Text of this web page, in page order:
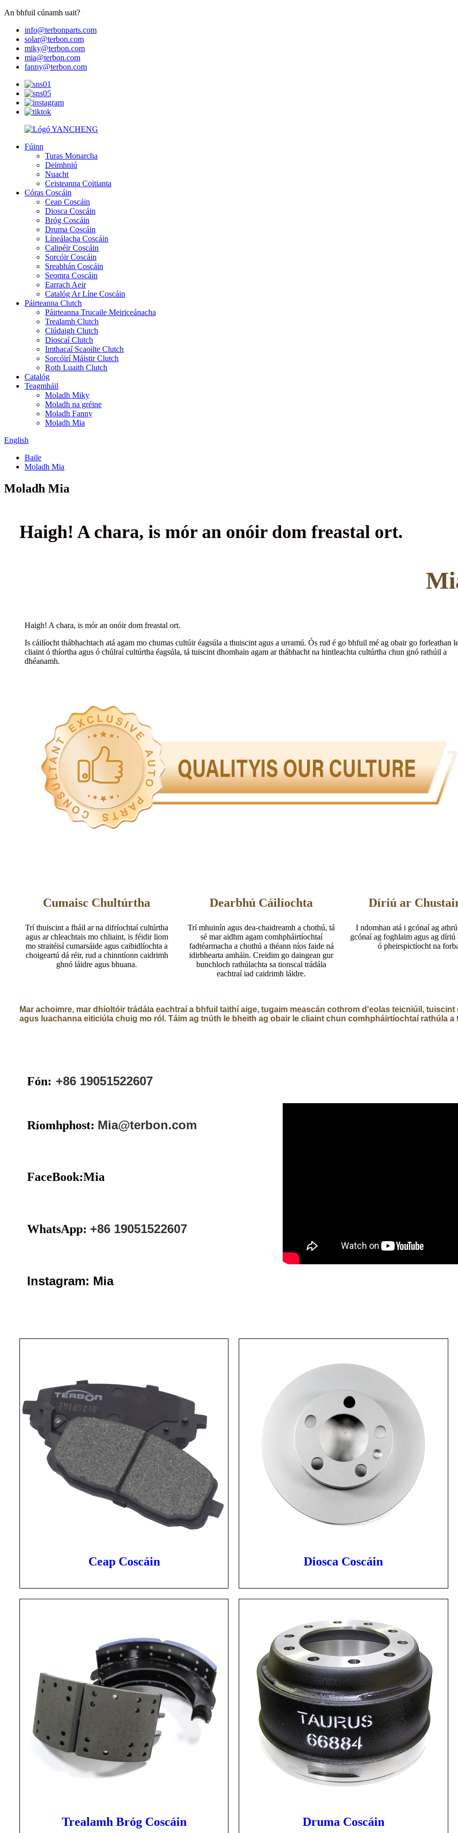
An bhfuil cúnamh uait?
info@terbonparts.com
solar@terbon.com
miky@terbon.com
mia@terbon.com
fanny@terbon.com
Fúinn
Turas Monarcha
Deimhniú
Nuacht
Ceisteanna Coitianta
Córas Coscáin
Ceap Coscáin
Diosca Coscáin
Bróg Coscáin
Druma Coscáin
Líneálacha Coscáin
Calipéir Coscáin
Sorcóir Coscáin
Sreabhán Coscáin
Seomra Coscáin
Earrach Aeir
Catalóg Ar Líne Coscáin
Páirteanna Clutch
Páirteanna Trucaile Meiriceánacha
Trealamh Clutch
Clúdaigh Clutch
Dioscaí Clutch
Imthacaí Scaoilte Clutch
Sorcóirí Máistir Clutch
Roth Luaith Clutch
Catalóg
Teagmháil
Moladh Miky
Moladh na gréine
Moladh Fanny
Moladh Mia
English
Baile
Moladh Mia
Moladh Mia
Haigh! A chara, is mór an onóir dom freastal ort.
Haigh! A chara, is mór an onóir dom freastal ort.
Is cáilíocht thábhachtach atá agam mo chumas cultúir éagsúla a thuiscint agus a urramú. Ós rud é go bhfuil mé ag obair go forleathan
cliaint ó thíortha agus ó chúlraí cultúrtha éagsúla, tá tuiscint dhomhain agam ar thábhacht na hintleachta cultúrtha chun gnó rathúil a
dhéanamh.
Cumaisc Chultúrtha
Trí thuiscint a fháil ar na difríochtaí cultúrtha
agus ar chleachtais mo chliaint, is féidir liom
mo straitéisí cumarsáide agus caibidlíochta a
choigeartú dá réir, rud a chinntíonn caidrimh
ghnó láidre agus bhuana.
Dearbhú Cáilíochta
Trí mhuinín agus dea-chaidreamh a chothú, tá
sé mar aidhm agam comhpháirtíochtaí
fadtéarmacha a chothú a théann níos faide ná
idirbhearta amháin. Creidim go daingean gur
bunchloch rathúlachta sa tionscal trádála
eachtraí iad caidrimh láidre.
Díriú ar
I ndomhan atá i gcónaí ag
gcónaí ag foghlaim agus ag díriú
ó pheirspictíocht na
Mar achoimre, mar dhíoltóir trádála eachtraí a bhfuil taithí aige, tugaim meascán cothrom d'eolas teicniúil,
agus luachanna eiticiúla chuig mo ról. Táim ag tnúth le bheith ag obair le cliaint chun comhpháirtíochtaí rathúla a
Fón: +86 19051522607
Ríomhphost: Mia@terbon.com
FaceBook:Mia
WhatsApp: +86 19051522607
Instagram: Mia
Ceap Coscáin Diosca Coscáin
Trealamh Bróg Coscáin Druma Coscáin